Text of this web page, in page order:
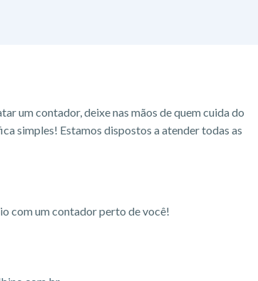
um contador, deixe nas mãos de quem cuida do
simples! Estamos dispostos a atender todas as
com um contador perto de você!